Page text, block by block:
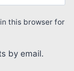
this browser for
by email.